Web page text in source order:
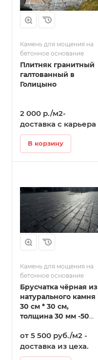
Камень для мощения на
бетонное основание
Плитняк гранитный
галтованный в
Голицыно
2 000 р./м2-
доставка с карьера
В корзину
Камень для мощения на
бетонное основание
Брусчатка чёрная из
натурального камня
30 см * 30 см,
толщина 30 мм -50
от 5 500 руб./м2 -
доставка из цеха.